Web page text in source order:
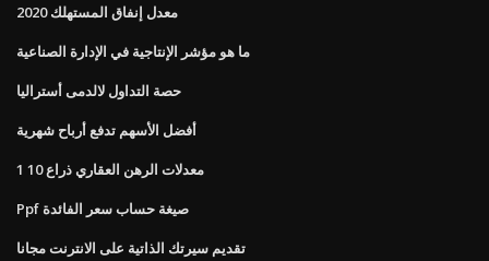
معدل إنفاق المستهلك 2020
ما هو مؤشر الإنتاجية في الإدارة الصناعية
حصة التداول لالدمى أستراليا
أفضل الأسهم تدفع أرباح شهرية
معدلات الرهن العقاري ذراع 10 1
Ppf صيغة حساب سعر الفائدة
تقديم سيرتك الذاتية على الانترنت مجانا